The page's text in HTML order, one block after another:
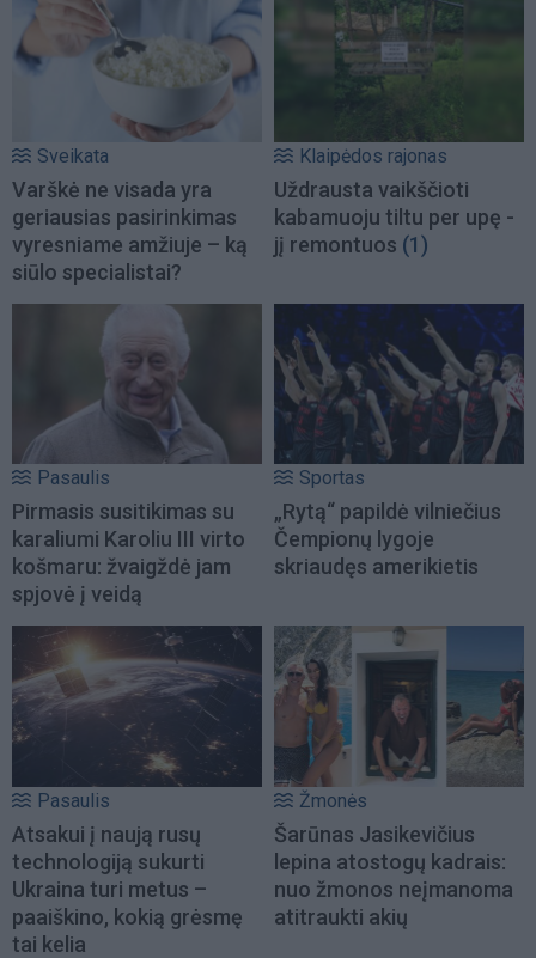
Sveikata
Varškė ne visada yra
geriausias pasirinkimas
vyresniame amžiuje – ką
siūlo specialistai?
Klaipėdos rajonas
Uždrausta vaikščioti
kabamuoju tiltu per upę -
jį remontuos (1)
Pasaulis
Pirmasis susitikimas su
karaliumi Karoliu III virto
košmaru: žvaigždė jam
spjovė į veidą
Sportas
„Rytą“ papildė vilniečius
Čempionų lygoje
skriaudęs amerikietis
Pasaulis
Atsakui į naują rusų
technologiją sukurti
Ukraina turi metus –
paaiškino, kokią grėsmę
tai kelia
Žmonės
Šarūnas Jasikevičius
lepina atostogų kadrais:
nuo žmonos neįmanoma
atitraukti akių